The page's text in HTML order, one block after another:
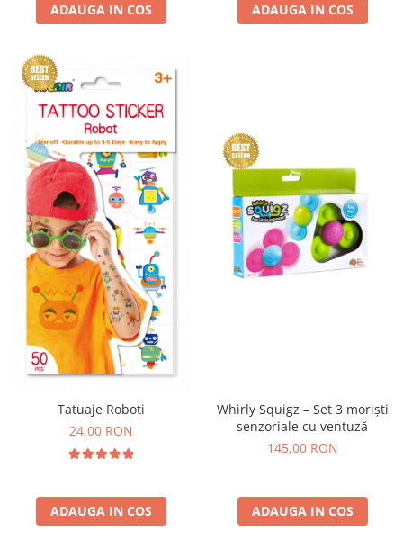
ADAUGA IN COS ADAUGA IN COS
Tatuaje Roboti
24,00 RON
ADAUGA IN COS
Whirly Squigz – Set 3 moriști
senzoriale cu ventuză
145,00 RON
ADAUGA IN COS